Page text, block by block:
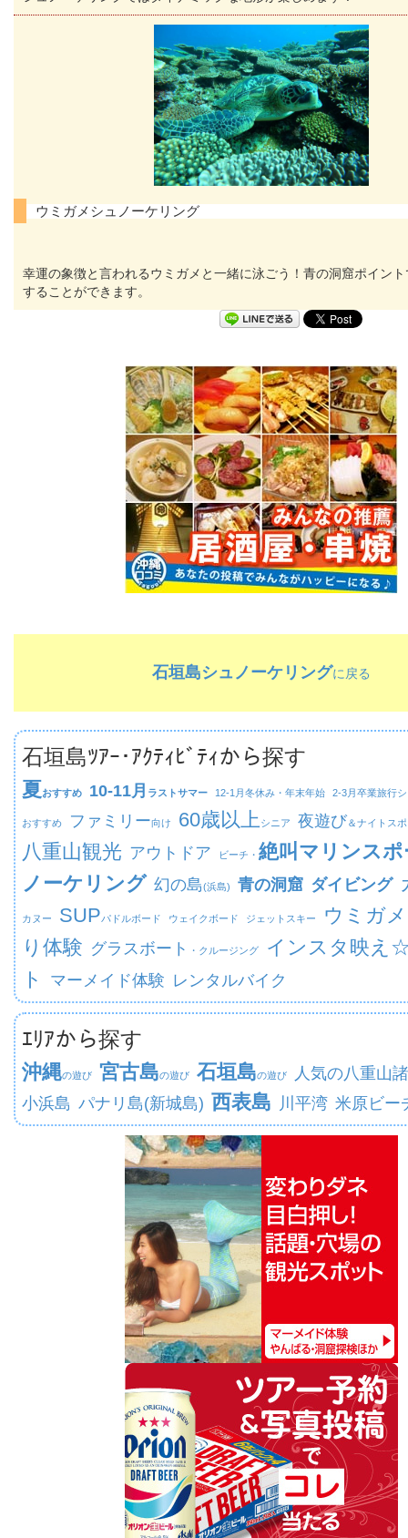
ウミガメシュノーケリング
幸運の象徴と言われるウミガメと一緒に泳ごう！青の洞窟ポイン
することができます。
石垣島シュノーケリングに戻る
石垣島ﾂｱｰ･ｱｸﾃｨﾋﾞﾃｨから探す
夏おすすめ 10-11月 ラストサマー 12-1月冬休み・年末年始 2-3月卒業旅行
おすすめ ファミリー向け 60歳以上 シニア 夜遊び＆ナイトス
八重山観光 アウトドア ビーチ・ 絶叫マリンスポ
ノーケリング 幻の島(浜島) 青の洞窟 ダイビング
カヌー SUPパドルボード ウェイクボード ジェットスキー
ウミガメ
り体験 グラスボート ・クルージング
インスタ映え
ト
マーメイド体験 レンタルバイク
ｴﾘｱから探す
沖縄の遊び 宮古島の遊び 石垣島の遊び
人気の八重山
小浜島 パナリ島(新城島) 西表島 川平湾 米原ビー